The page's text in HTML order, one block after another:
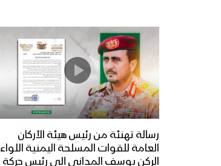
رسالة تهنئة من رئيس هيئة الأركان
العامة للقوات المسلحة اليمنية اللواء
الركن يوسف المداني إلى رئيس حركة